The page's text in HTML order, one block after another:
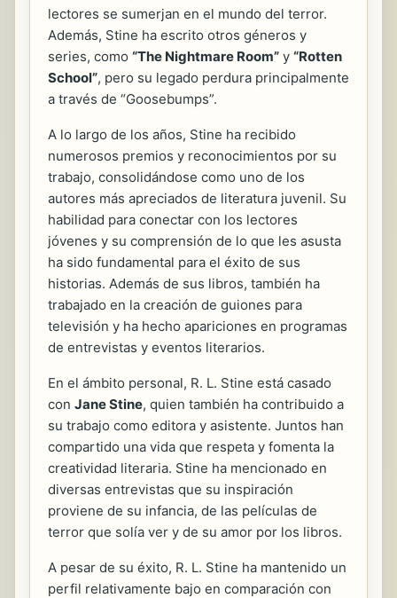
lectores se sumerjan en el mundo del terror.
Además, Stine ha escrito otros géneros y
series, como “The Nightmare Room” y “Rotten
School”, pero su legado perdura principalmente
a través de “Goosebumps”.
A lo largo de los años, Stine ha recibido
numerosos premios y reconocimientos por su
trabajo, consolidándose como uno de los
autores más apreciados de literatura juvenil. Su
habilidad para conectar con los lectores
jóvenes y su comprensión de lo que les asusta
ha sido fundamental para el éxito de sus
historias. Además de sus libros, también ha
trabajado en la creación de guiones para
televisión y ha hecho apariciones en programas
de entrevistas y eventos literarios.
En el ámbito personal, R. L. Stine está casado
con Jane Stine, quien también ha contribuido a
su trabajo como editora y asistente. Juntos han
compartido una vida que respeta y fomenta la
creatividad literaria. Stine ha mencionado en
diversas entrevistas que su inspiración
proviene de su infancia, de las películas de
terror que solía ver y de su amor por los libros.
A pesar de su éxito, R. L. Stine ha mantenido un
perfil relativamente bajo en comparación con